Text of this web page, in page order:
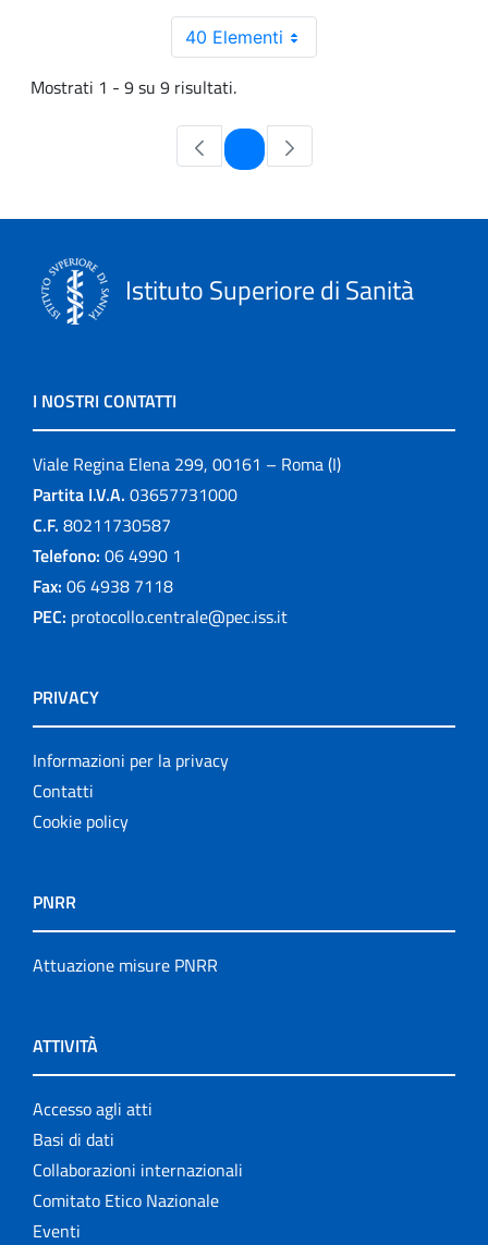
40 Elementi
Mostrati 1 - 9 su 9 risultati.
Pagina
Istituto Superiore di Sanità
I NOSTRI CONTATTI
Viale Regina Elena 299, 00161 – Roma (I)
Partita I.V.A. 03657731000
C.F. 80211730587
Telefono: 06 4990 1
Fax: 06 4938 7118
PEC: protocollo.centrale@pec.iss.it
PRIVACY
Informazioni per la privacy
Contatti
Cookie policy
PNRR
Attuazione misure PNRR
ATTIVITÀ
Accesso agli atti
Basi di dati
Collaborazioni internazionali
Comitato Etico Nazionale
Eventi